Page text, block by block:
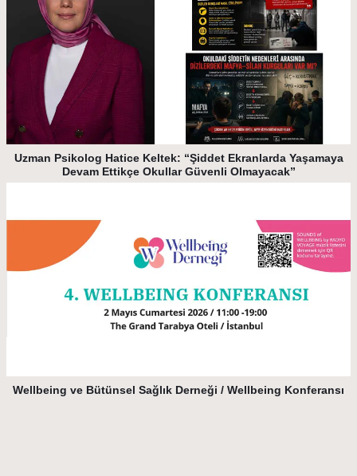
Uzman Psikolog Hatice Keltek: “Şiddet Ekranlarda Yaşamaya
Devam Ettikçe Okullar Güvenli Olmayacak”
Wellbeing ve Bütünsel Sağlık Derneği / Wellbeing Konferansı